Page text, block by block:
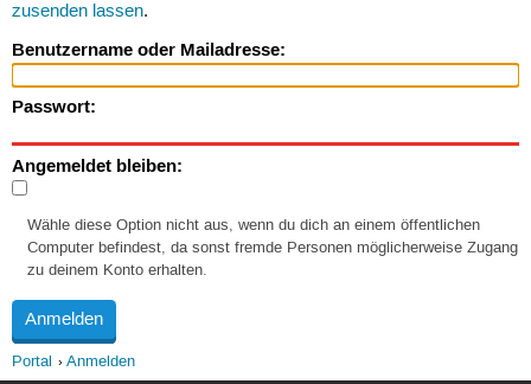
zusenden lassen.
Benutzername oder Mailadresse:
Passwort:
Angemeldet bleiben:
Wähle diese Option nicht aus, wenn du dich an einem öffentlichen
Computer befindest, da sonst fremde Personen möglicherweise Zugang
zu deinem Konto erhalten.
Portal Anmelden